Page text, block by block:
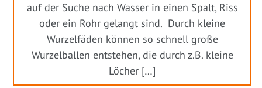
auf der Suche nach Wasser in einen Spalt, Riss
oder ein Rohr gelangt sind. Durch kleine
Wurzelfäden können so schnell große
Wurzelballen entstehen, die durch z.B. kleine
Löcher […]